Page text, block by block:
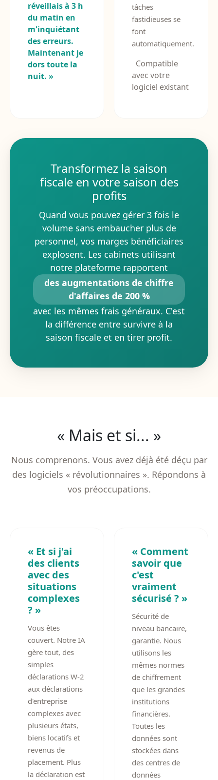
réveillais à 3 h
du matin en
m'inquiétant
des erreurs.
Maintenant je
dors toute la
nuit. »
tâches
fastidieuses se
font
automatiquement.
Compatible
avec votre
logiciel existant
Transformez la saison
fiscale en votre saison des
profits
Quand vous pouvez gérer 3 fois le
volume sans embaucher plus de
personnel, vos marges bénéficiaires
explosent. Les cabinets utilisant
notre plateforme rapportent
des augmentations de chiffre
d'affaires de 200 %
avec les mêmes frais généraux. C'est
la différence entre survivre à la
saison fiscale et en tirer profit.
« Mais et si... »
Nous comprenons. Vous avez déjà été déçu par
des logiciels « révolutionnaires ». Répondons à
vos préoccupations.
« Et si j'ai
des clients
avec des
situations
complexes
? »
Vous êtes
couvert. Notre IA
gère tout, des
simples
déclarations W-2
aux déclarations
d'entreprise
complexes avec
plusieurs états,
biens locatifs et
revenus de
placement. Plus
la déclaration est
« Comment
savoir que
c'est
vraiment
sécurisé ? »
Sécurité de
niveau bancaire,
garantie. Nous
utilisons les
mêmes normes
de chiffrement
que les grandes
institutions
financières.
Toutes les
données sont
stockées dans
des centres de
données